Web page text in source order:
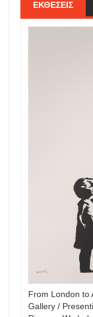
ΕΚΘΕΣΕΙΣ
From London to
Gallery /